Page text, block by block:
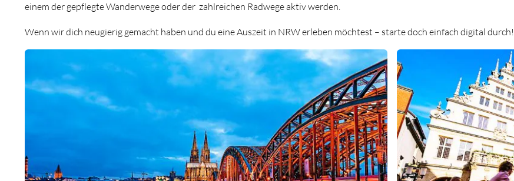
einem der gepflegte Wanderwege oder der zahlreichen Radwege aktiv werden.
Wenn wir dich neugierig gemacht haben und du eine Auszeit in NRW erleben möchtest – starte doch einfach digital durch!